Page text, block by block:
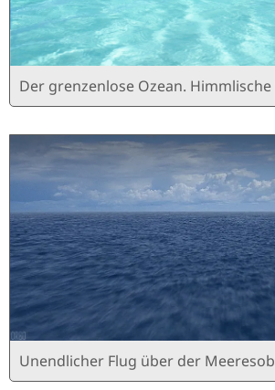
Der grenzenlose Ozean.
Unendlicher Flug über der